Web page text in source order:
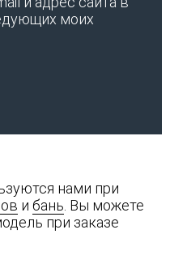
моих
нами при
и бань . Вы можете
при заказе